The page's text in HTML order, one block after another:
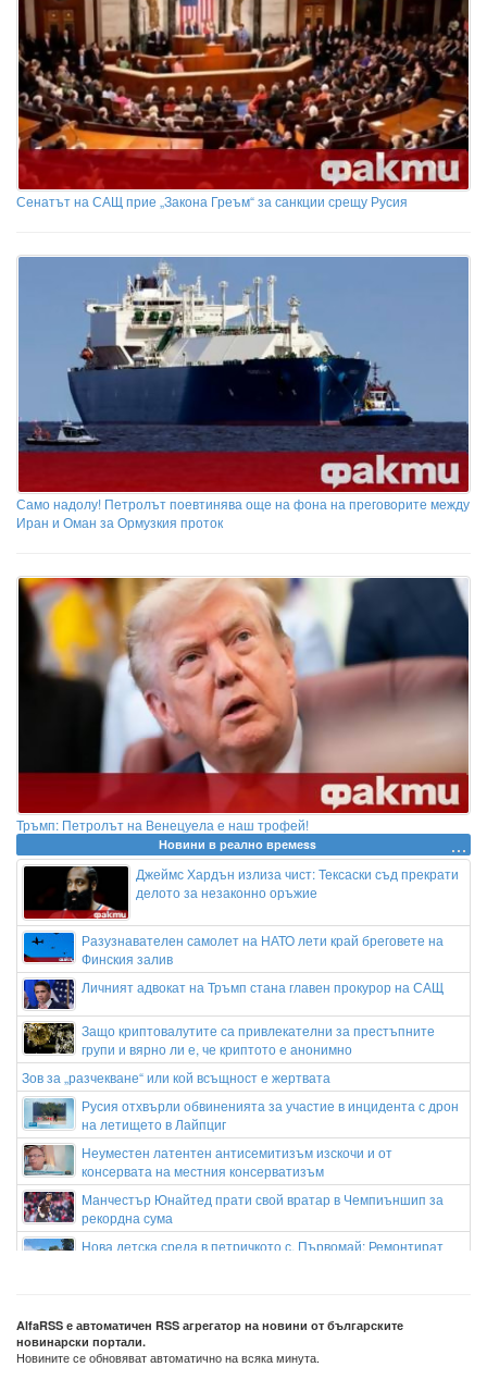
Сенатът на САЩ прие „Закона Греъм“ за санкции срещу Русия
Само надолу! Петролът поевтинява още на фона на преговорите между
Иран и Оман за Ормузкия проток
Тръмп: Петролът на Венецуела е наш трофей!
Новини в реално времеss
Джеймс Хардън излиза чист: Тексаски съд прекрати
делото за незаконно оръжие
Разузнавателен самолет на НАТО лети край бреговете на
Финския залив
Личният адвокат на Тръмп стана главен прокурор на САЩ
Защо криптовалутите са привлекателни за престъпните
групи и вярно ли е, че криптото е анонимно
Зов за „разчекване“ или кой всъщност е жертвата
Русия отхвърли обвиненията за участие в инцидента с дрон
на летището в Лайпциг
Неуместен латентен антисемитизъм изскочи и от
консервата на местния консерватизъм
Манчестър Юнайтед прати свой вратар в Чемпиъншип за
рекордна сума
Нова детска среда в петричкото с. Първомай: Ремонтират
AlfaRSS е автоматичен RSS агрегатор на новини от българските
новинарски портали.
Новините се обновяват автоматично на всяка минута.